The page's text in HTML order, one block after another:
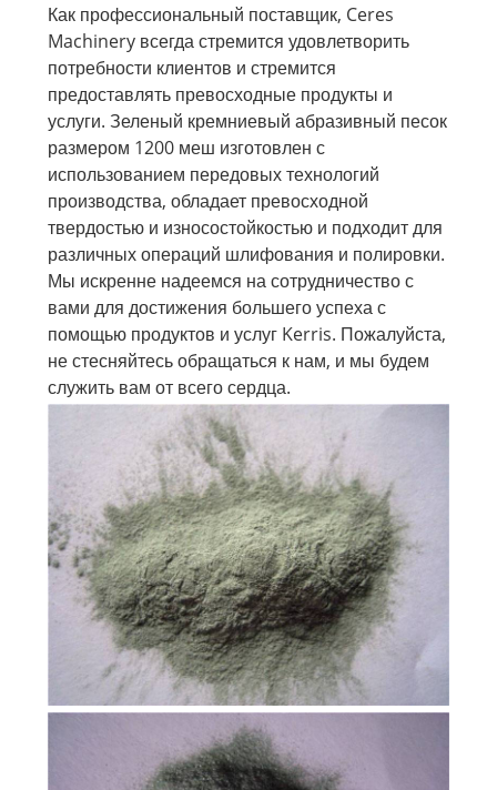
Как профессиональный поставщик, Ceres
Machinery всегда стремится удовлетворить
потребности клиентов и стремится
предоставлять превосходные продукты и
услуги. Зеленый кремниевый абразивный песок
размером 1200 меш изготовлен с
использованием передовых технологий
производства, обладает превосходной
твердостью и износостойкостью и подходит для
различных операций шлифования и полировки.
Мы искренне надеемся на сотрудничество с
вами для достижения большего успеха с
помощью продуктов и услуг Kerris. Пожалуйста,
не стесняйтесь обращаться к нам, и мы будем
служить вам от всего сердца.